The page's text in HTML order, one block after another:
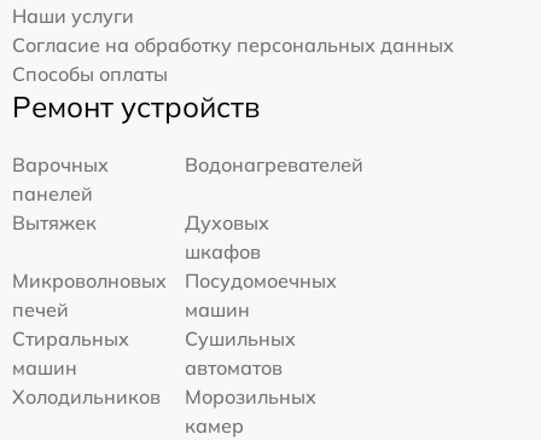
Наши услуги
Согласие на обработку персональных данных
Способы оплаты
Ремонт устройств
Варочных
панелей
Водонагревателей
Вытяжек
Духовых
шкафов
Микроволновых
печей
Посудомоечных
машин
Стиральных
машин
Сушильных
автоматов
Холодильников
Морозильных
камер